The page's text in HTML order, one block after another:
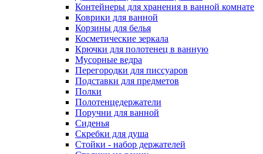
Контейнеры для хранения в ванной комнате
Коврики для ванной
Корзины для белья
Косметические зеркала
Крючки для полотенец в ванную
Мусорные ведра
Перегородки для писсуаров
Подставки для предметов
Полки
Полотенцедержатели
Поручни для ванной
Сиденья
Скребки для душа
Стойки - набор держателей